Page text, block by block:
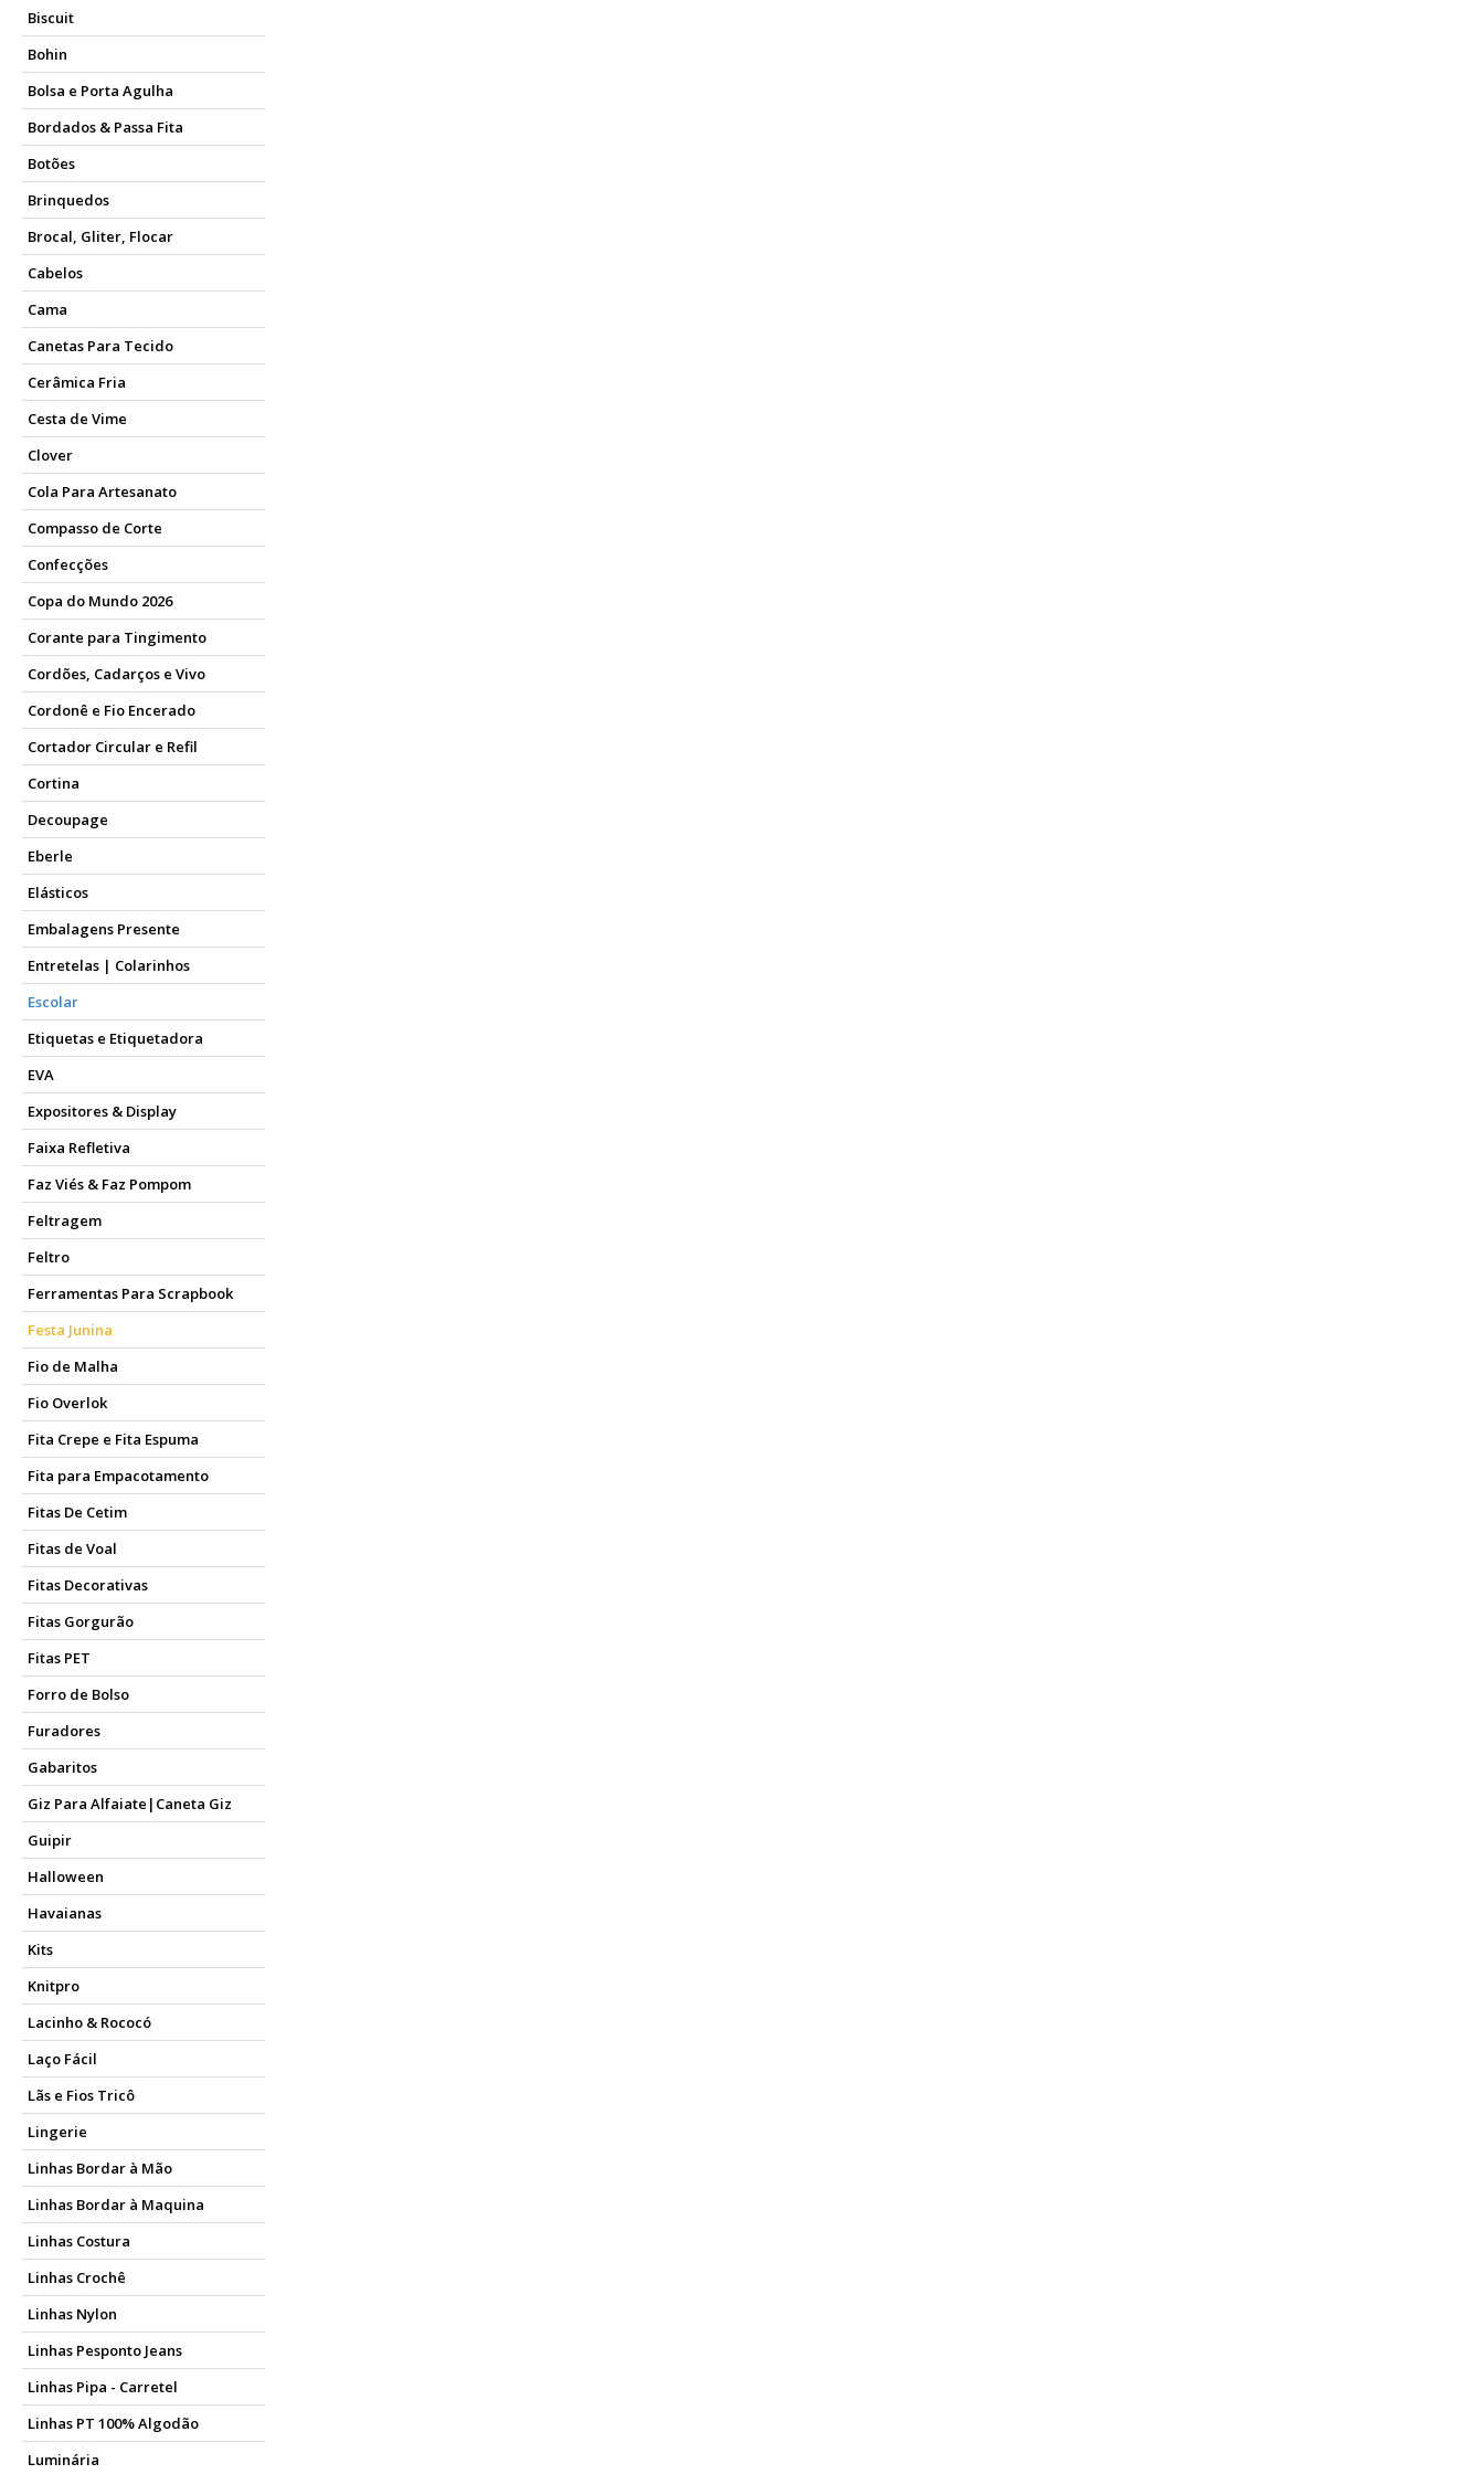
Biscuit
Bohin
Bolsa e Porta Agulha
Bordados & Passa Fita
Botões
Brinquedos
Brocal, Gliter, Flocar
Cabelos
Cama
Canetas Para Tecido
Cerâmica Fria
Cesta de Vime
Clover
Cola Para Artesanato
Compasso de Corte
Confecções
Copa do Mundo 2026
Corante para Tingimento
Cordões, Cadarços e Vivo
Cordonê e Fio Encerado
Cortador Circular e Refil
Cortina
Decoupage
Eberle
Elásticos
Embalagens Presente
Entretelas | Colarinhos
Escolar
Etiquetas e Etiquetadora
EVA
Expositores & Display
Faixa Refletiva
Faz Viés & Faz Pompom
Feltragem
Feltro
Ferramentas Para Scrapbook
Festa Junina
Fio de Malha
Fio Overlok
Fita Crepe e Fita Espuma
Fita para Empacotamento
Fitas De Cetim
Fitas de Voal
Fitas Decorativas
Fitas Gorgurão
Fitas PET
Forro de Bolso
Furadores
Gabaritos
Giz Para Alfaiate|Caneta Giz
Guipir
Halloween
Havaianas
Kits
Knitpro
Lacinho & Rococó
Laço Fácil
Lãs e Fios Tricô
Lingerie
Linhas Bordar à Mão
Linhas Bordar à Maquina
Linhas Costura
Linhas Crochê
Linhas Nylon
Linhas Pesponto Jeans
Linhas Pipa - Carretel
Linhas PT 100% Algodão
Luminária